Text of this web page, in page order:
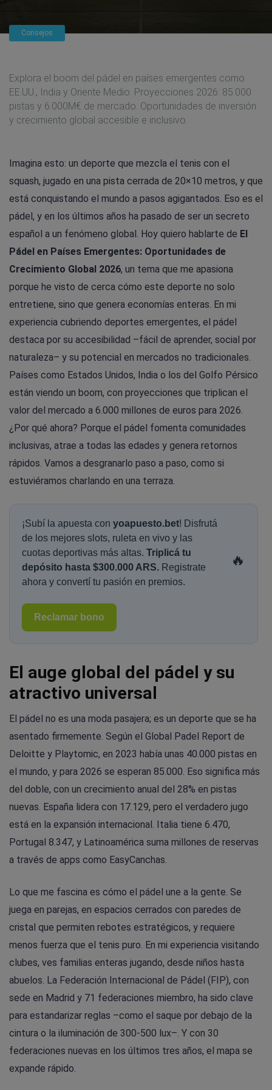
Consejos
Explora el boom del pádel en países emergentes como
EE.UU., India y Oriente Medio. Proyecciones 2026: 85.000
pistas y 6.000M€ de mercado. Oportunidades de inversión
y crecimiento global accesible e inclusivo.
Imagina esto: un deporte que mezcla el tenis con el
squash, jugado en una pista cerrada de 20×10 metros, y que
está conquistando el mundo a pasos agigantados. Eso es el
pádel, y en los últimos años ha pasado de ser un secreto
español a un fenómeno global. Hoy quiero hablarte de El
Pádel en Países Emergentes: Oportunidades de
Crecimiento Global 2026, un tema que me apasiona
porque he visto de cerca cómo este deporte no solo
entretiene, sino que genera economías enteras. En mi
experiencia cubriendo deportes emergentes, el pádel
destaca por su accesibilidad –fácil de aprender, social por
naturaleza– y su potencial en mercados no tradicionales.
Países como Estados Unidos, India o los del Golfo Pérsico
están viendo un boom, con proyecciones que triplican el
valor del mercado a 6.000 millones de euros para 2026.
¿Por qué ahora? Porque el pádel fomenta comunidades
inclusivas, atrae a todas las edades y genera retornos
rápidos. Vamos a desgranarlo paso a paso, como si
estuviéramos charlando en una terraza.
¡Subí la apuesta con yoapuesto.bet! Disfrutá
de los mejores slots, ruleta en vivo y las
cuotas deportivas más altas. Triplicá tu
depósito hasta $300.000 ARS. Registrate
ahora y convertí tu pasión en premios.
🔥
Reclamar bono
El auge global del pádel y su
atractivo universal
El pádel no es una moda pasajera; es un deporte que se ha
asentado firmemente. Según el Global Padel Report de
Deloitte y Playtomic, en 2023 había unas 40.000 pistas en
el mundo, y para 2026 se esperan 85.000. Eso significa más
del doble, con un crecimiento anual del 28% en pistas
nuevas. España lidera con 17.129, pero el verdadero jugo
está en la expansión internacional. Italia tiene 6.470,
Portugal 8.347, y Latinoamérica suma millones de reservas
a través de apps como EasyCanchas.
Lo que me fascina es cómo el pádel une a la gente. Se
juega en parejas, en espacios cerrados con paredes de
cristal que permiten rebotes estratégicos, y requiere
menos fuerza que el tenis puro. En mi experiencia visitando
clubes, ves familias enteras jugando, desde niños hasta
abuelos. La Federación Internacional de Pádel (FIP), con
sede en Madrid y 71 federaciones miembro, ha sido clave
para estandarizar reglas –como el saque por debajo de la
cintura o la iluminación de 300-500 lux–. Y con 30
federaciones nuevas en los últimos tres años, el mapa se
expande rápido.